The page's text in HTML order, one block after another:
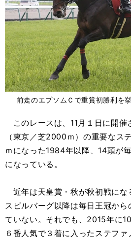
前走のエプソムＣで重賞初勝利を
このレースは、11月１日に開催
（東京／芝2000ｍ）の重要なス
ｍになった1984年以降、14頭が
になっている。
近年は天皇賞・秋が秋初戦にな
スピルバーグ以降は毎日王冠から
ていない。それでも、2015年に
６番人気で３着に入ったステフ